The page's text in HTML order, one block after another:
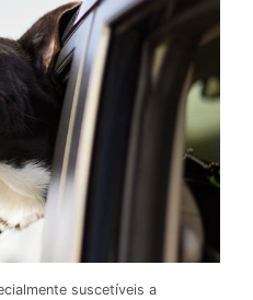
suscetíveis a